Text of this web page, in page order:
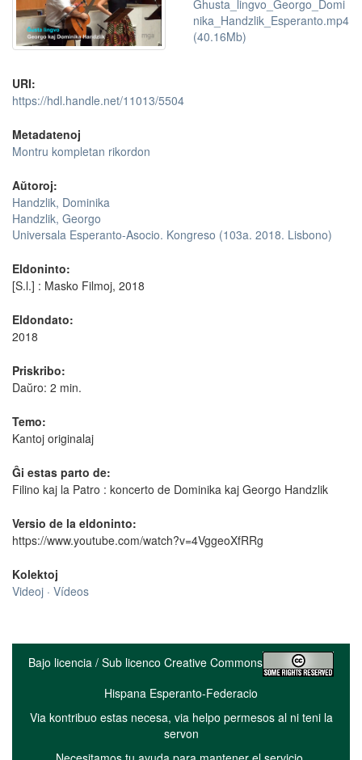
Ghusta_lingvo_Georgo_Domi
nika_Handzlik_Esperanto.mp4
(40.16Mb)
URI:
https://hdl.handle.net/11013/5504
Metadatenoj
Montru kompletan rikordon
Aŭtoroj:
Handzlik, Dominika
Handzlik, Georgo
Universala Esperanto-Asocio. Kongreso (103a. 2018. Lisbono)
Eldoninto:
[S.l.] : Masko Filmoj, 2018
Eldondato:
2018
Priskribo:
Daŭro: 2 min.
Temo:
Kantoj originalaj
Ĝi estas parto de:
Filino kaj la Patro : koncerto de Dominika kaj Georgo Handzlik
Versio de la eldoninto:
https://www.youtube.com/watch?v=4VggeoXfRRg
Kolektoj
Videoj · Vídeos
Bajo licencia / Sub licenco Creative Commons
Hispana Esperanto-Federacio
Via kontribuo estas necesa, via helpo permesos al ni teni la
servon